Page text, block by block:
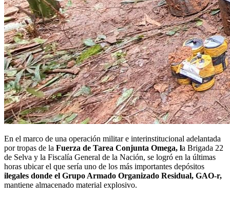
En el marco de una operación militar e interinstitucional adelantada
por tropas de la Fuerza de Tarea Conjunta Omega, la Brigada 22
de Selva y la Fiscalía General de la Nación, se logró en la últimas
horas ubicar el que sería uno de los más importantes depósitos
ilegales donde el Grupo Armado Organizado Residual, GAO-r,
mantiene almacenado material explosivo.